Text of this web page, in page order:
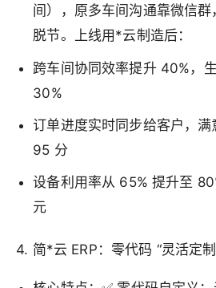
间），原多车间沟通靠微信
脱节。上线用*云制造后：
跨车间协同效率提升 40%，
30%
订单进度实时同步给客户，
95 分
设备利用率从 65% 提升至
元
4. 简*云 ERP：零代码 “灵活定